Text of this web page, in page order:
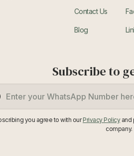
Contact Us
Blog
Subscribe to
you agree to with ourPrivacy Policyand
company.